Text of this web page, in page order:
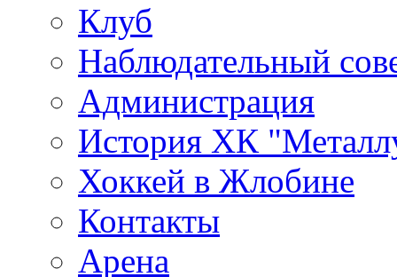
Клуб
Наблюдательный
Администрация
История ХК
Хоккей в Жлобине
Контакты
Арена